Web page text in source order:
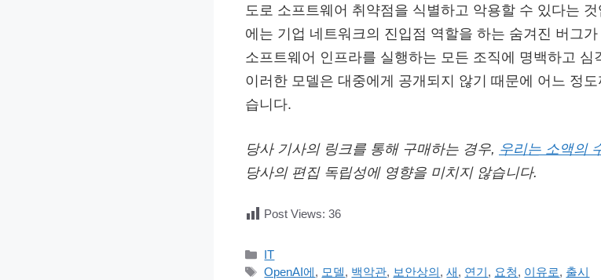
도로 소프트웨어 취약점을 식별하고 악용할 수 있다는
에는 기업 네트워크의 진입점 역할을 하는 숨겨진 버그
소프트웨어 인프라를 실행하는 모든 조직에 명백하고
이러한 모델은 대중에게 공개되지 않기 때문에 어느 정
습니다.
당사 기사의 링크를 통해 구매하는 경우, 우리는 소액의
당사의 편집 독립성에 영향을 미치지 않습니다.
Post Views: 36
카
테
IT
태
OpenAI에, 모델, 백악관, 보안상의,새, 연기, 요청, 이유로, 출시